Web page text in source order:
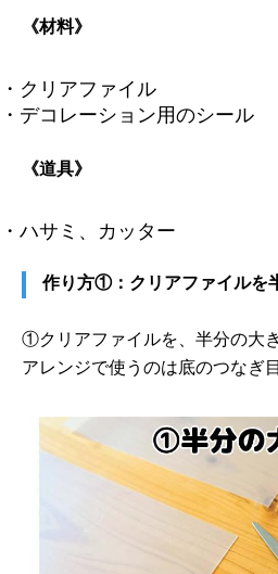
《材料》
・クリアファイル
・デコレーション用のシール
《道具》
・ハサミ、カッター
作り方①：クリアファイルを
①クリアファイルを、半分の大
アレンジで使うのは底のつなぎ